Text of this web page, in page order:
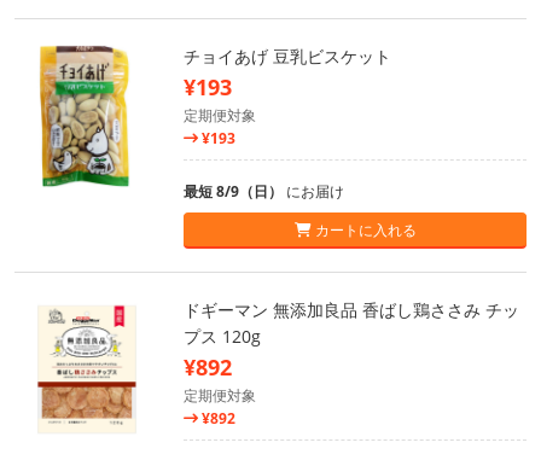
チョイあげ 豆乳ビスケット
¥193
定期便対象
¥193
最短 8/9（日） にお届け
カートに入れる
ドギーマン 無添加良品 香ばし鶏ささみ チッ
プス 120g
¥892
定期便対象
¥892